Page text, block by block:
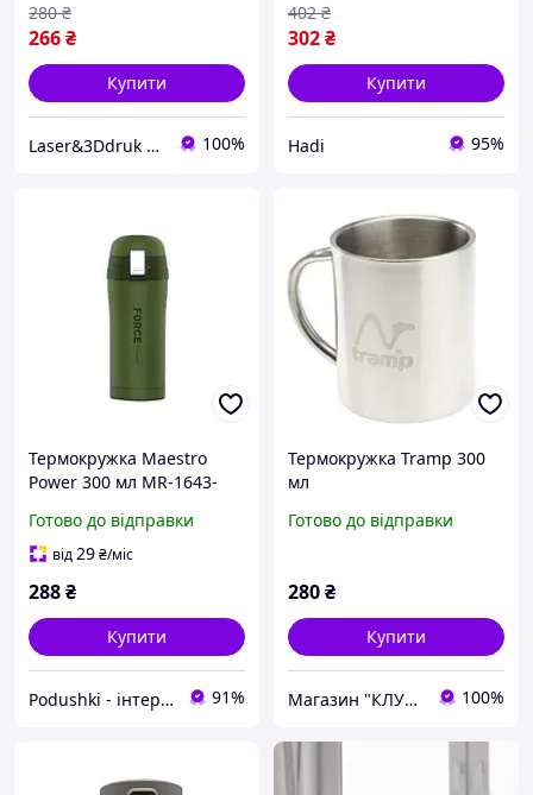
266₴
280 ₴
Купити
Laser&3Ddruk Group 100%
302₴
402 ₴
Купити
Hadi 95%
Термокружка Maestro
Power 300 мл MR-1643-
Готово до відправки
від29₴/міс
288₴
Купити
Podushki - інтернет-магазин Подушки 91%
Термокружка Tramp 300
мл
Готово до відправки
280₴
Купити
Магазин "КЛУБ МАНДРІВНИКІВ" 100%